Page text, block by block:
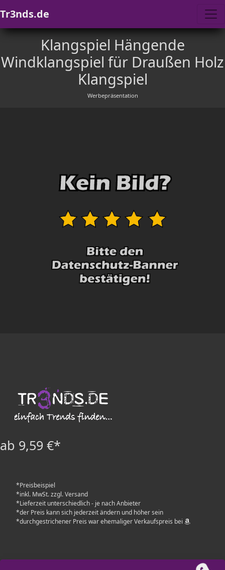
Tr3nds.de
Klangspiel Hängende
Windklangspiel für Draußen Holz
Klangspiel
Werbepräsentation
ab 9,59 €*
*Preisbeispiel
*inkl. MwSt. zzgl. Versand
*Lieferzeit unterschiedlich - je nach Anbieter
*der Preis kann sich jederzeit ändern und höher sein
*durchgestrichener Preis war ehemaliger Verkaufspreis bei